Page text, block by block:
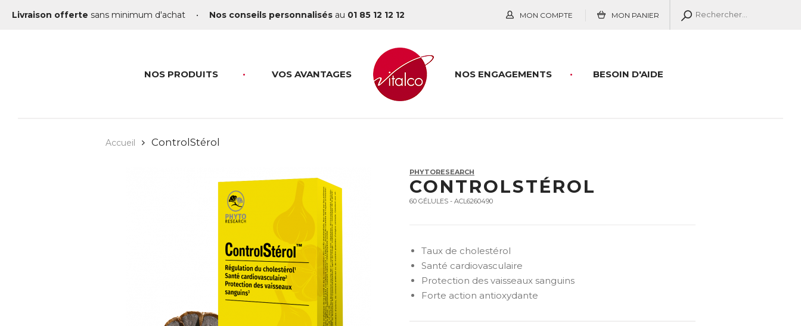
Livraison offerte sans minimum d'achat • Nos conseils personnalisés au 01 85 12 12 12 MON COMPTE MON PANIER
NOS PRODUITS VOS AVANTAGES BESOIN D'AIDE
NOS ENGAGEMENTS
Accueil ControlStérol
PHYTORESEARCH
CONTROLSTÉROL
60 GÉLULES - ACL6260490
Taux de cholestérol
Santé cardiovasculaire
Protection des vaisseaux sanguins
Forte action antioxydante